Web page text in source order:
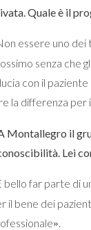
Quale è il
essere uno dei
senza che
con il
la differenza per
Montallegro il
Lei
bello far parte di
il bene dei
».